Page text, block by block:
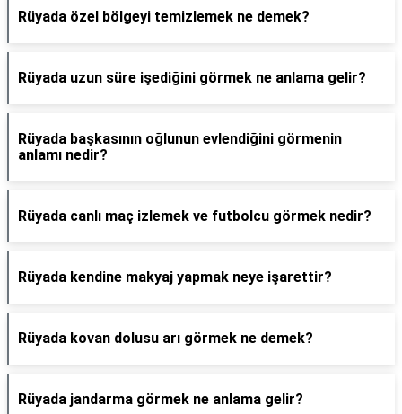
Rüyada özel bölgeyi temizlemek ne demek?
Rüyada uzun süre işediğini görmek ne anlama gelir?
Rüyada başkasının oğlunun evlendiğini görmenin
anlamı nedir?
Rüyada canlı maç izlemek ve futbolcu görmek nedir?
Rüyada kendine makyaj yapmak neye işarettir?
Rüyada kovan dolusu arı görmek ne demek?
Rüyada jandarma görmek ne anlama gelir?